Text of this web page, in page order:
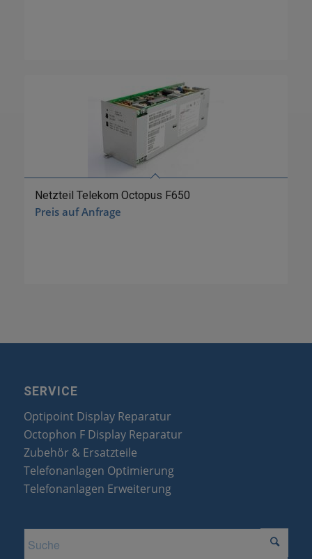
Netzteil Telekom Octopus F650
Preis auf Anfrage
SERVICE
Optipoint Display Reparatur
Octophon F Display Reparatur
Zubehör & Ersatzteile
Telefonanlagen Optimierung
Telefonanlagen Erweiterung